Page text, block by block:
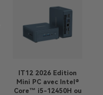
IT12 2026 Edition
Mini PC avec Intel®
Core™ i5-12450H ou